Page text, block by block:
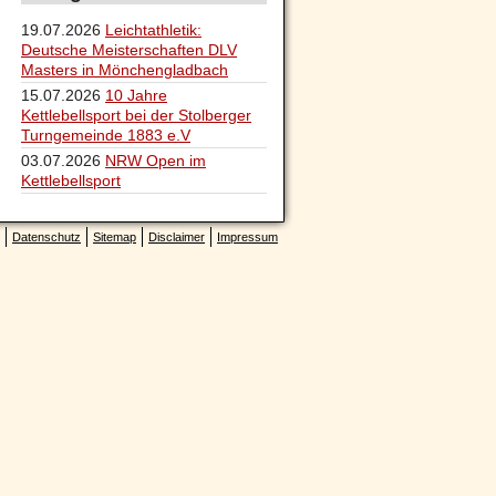
19.07.2026 Leichtathletik:
Deutsche Meisterschaften DLV
Masters in Mönchengladbach
15.07.2026 10 Jahre
Kettlebellsport bei der Stolberger
Turngemeinde 1883 e.V
03.07.2026 NRW Open im
Kettlebellsport
Impressum
Disclaimer
Sitemap
Datenschutz